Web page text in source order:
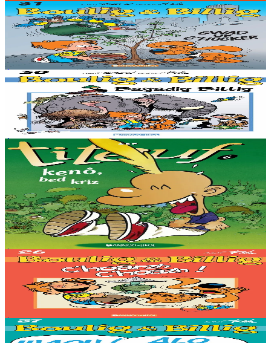
Épuisé
Bannoù-heol
Graine de cocker
Épuisé
Épuisé
Bannoù-heol
La Bande à Bill
Épuisé
Épuisé
Bannoù-heol
Tchô, monde cruel
Sur la planète, on est de plus en plus nombreux alors 'faut pas se
serrer... Moi, je veux bien me serrer surtout si c'est contre
Goulwena... Avec Yannig et...
Épuisé
Bannoù-heol
'Faut rigoler !
Épuisé
Bannoù-heol